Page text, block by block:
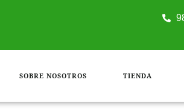
SOBRE NOSOTROS TIENDA